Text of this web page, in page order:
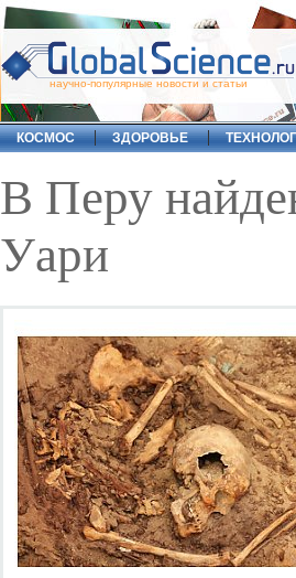
научно-популярные новости и статьи
КОСМОС ЗДОРОВЬЕ
В Перу
Уари